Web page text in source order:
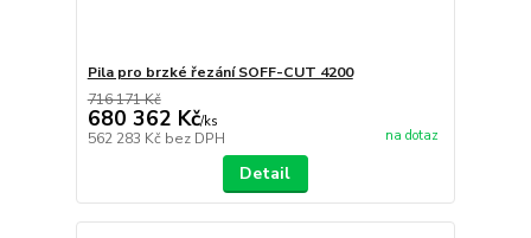
Pila pro brzké řezání SOFF-CUT 4200
716 171 Kč
680 362 Kč/ks
562 283 Kč bez DPH na dotaz
Detail